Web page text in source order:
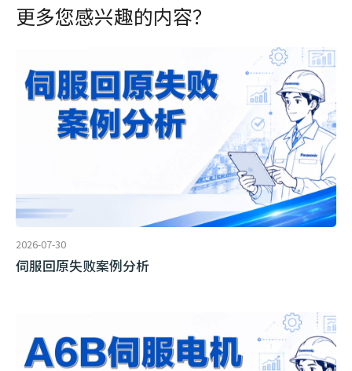
更多您感兴趣的内容？
2026-07-30
伺服回原失败案例分析